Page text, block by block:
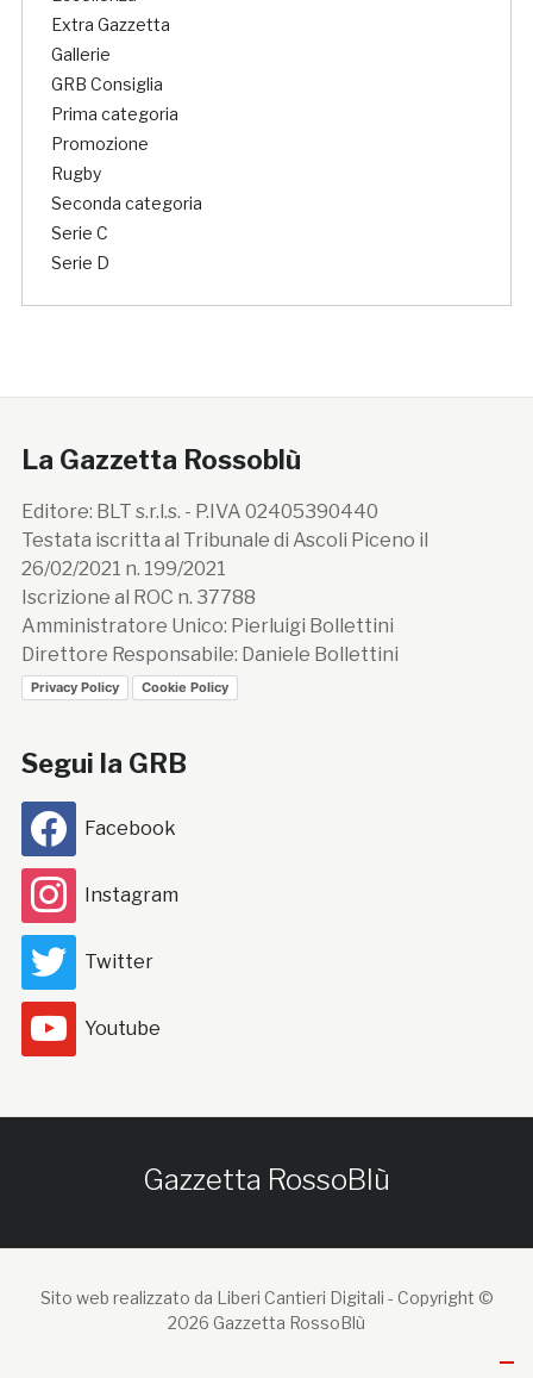
Extra Gazzetta
Gallerie
GRB Consiglia
Prima categoria
Promozione
Rugby
Seconda categoria
Serie C
Serie D
La Gazzetta Rossoblù
Editore: BLT s.r.l.s. - P.IVA 02405390440
Testata iscritta al Tribunale di Ascoli Piceno il
26/02/2021 n. 199/2021
Iscrizione al ROC n. 37788
Amministratore Unico: Pierluigi Bollettini
Direttore Responsabile: Daniele Bollettini
Privacy Policy Cookie Policy
Segui la GRB
Facebook
Instagram
Twitter
Youtube
Gazzetta RossoBlù
Sito web realizzato da Liberi Cantieri Digitali - Copyright ©
2026 Gazzetta RossoBlù